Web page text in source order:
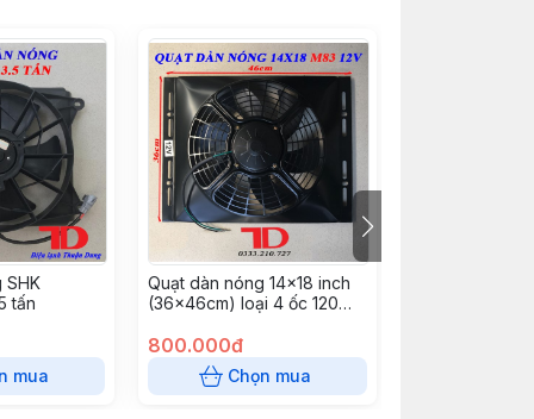
SHK
tấn
mua
Quạt dàn nóng 14x18 inch
(36x46cm) loại 4 ốc 120W -
800.000đ
Chọn mua